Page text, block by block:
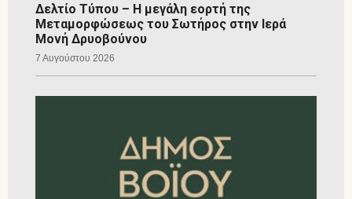
Δελτίο Τύπου – Η μεγάλη εορτή της
Μεταμορφώσεως του Σωτήρος στην Ιερά
Μονή Δρυοβούνου
7 Αυγούστου 2026